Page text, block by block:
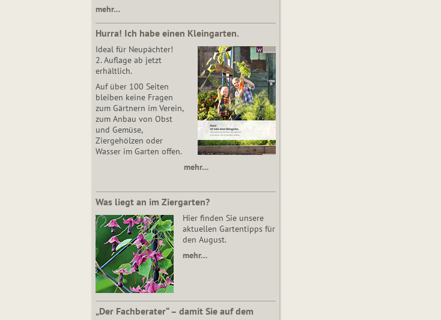
mehr…
Hurra! Ich habe einen Kleingarten.
Ideal für Neupächter!
2. Auflage ab jetzt
erhältlich.
Auf über 100 Seiten
bleiben keine Fragen
zum Gärtnern im Verein,
zum Anbau von Obst
und Gemüse,
Ziergehölzen oder
Wasser im Garten offen.
mehr…
Was liegt an im Ziergarten?
Hier finden Sie unsere
aktuellen Gartentipps für
den August.
mehr…
„Der Fachberater“ – damit Sie auf dem